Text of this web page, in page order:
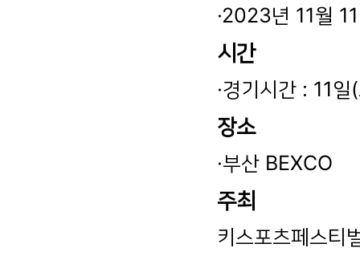
·2023년 11월
시간
·경기시간 : 11
장소
·부산 BEXCO
주최
키스포츠페스티